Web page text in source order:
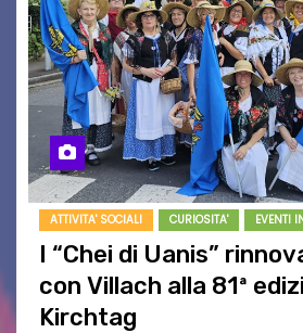
ATTIVITA' SOCIALI CURIOSITA' EVENTI
I “Chei di Uanis”
con Villach alla 81ª
Kirchtag